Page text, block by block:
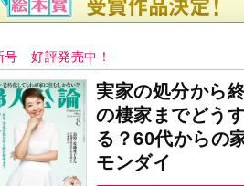
三千円の使いかた
フォメーション